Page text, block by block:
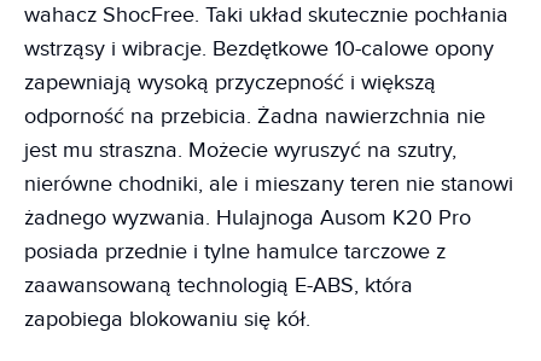
wahacz ShocFree. Taki układ skutecznie pochłania
wstrząsy i wibracje. Bezdętkowe 10-calowe opony
zapewniają wysoką przyczepność i większą
odporność na przebicia. Żadna nawierzchnia nie
jest mu straszna. Możecie wyruszyć na szutry,
nierówne chodniki, ale i mieszany teren nie stanowi
żadnego wyzwania. Hulajnoga Ausom K20 Pro
posiada przednie i tylne hamulce tarczowe z
zaawansowaną technologią E-ABS, która
zapobiega blokowaniu się kół.